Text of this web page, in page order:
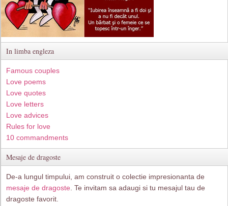
In limba engleza
Famous couples
Love poems
Love quotes
Love letters
Love advices
Rules for love
10 commandments
Mesaje de dragoste
De-a lungul timpului, am construit o colectie impresionanta de
mesaje de dragoste . Te invitam sa adaugi si tu mesajul tau de
dragoste favorit.